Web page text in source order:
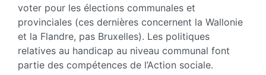
voter pour les élections communales et
provinciales (ces dernières concernent la Wallonie
et la Flandre, pas Bruxelles). Les politiques
relatives au handicap au niveau communal font
partie des compétences de l’Action sociale.